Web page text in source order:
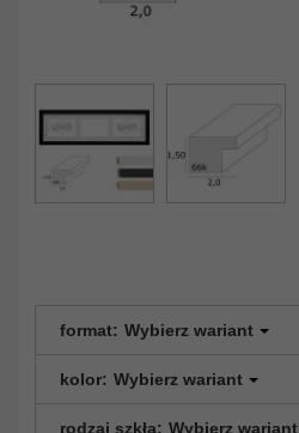
format: Wybierz wariant
kolor: Wybierz wariant
rodzaj szkła: Wybierz wariant